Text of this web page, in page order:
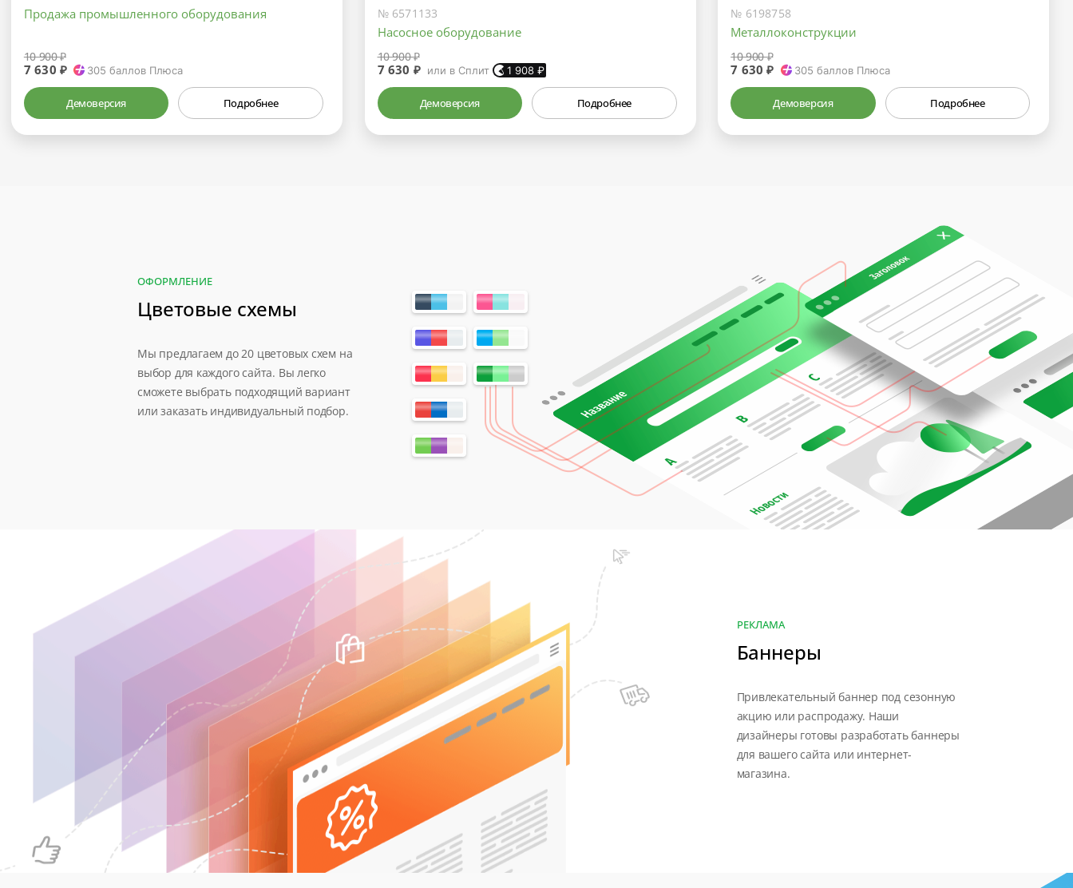
Продажа промышленного оборудования
10 900 ₽
7 630 ₽ 305 баллов Плюса
Демоверсия Подробнее
№ 6571133
Насосное оборудование
10 900 ₽
7 630 ₽ или в Сплит 1 908₽
Демоверсия Подробнее
№ 6198758
Металлоконструкции
10 900 ₽
7 630 ₽ 305 баллов Плюса
Демоверсия Подробнее
ОФОРМЛЕНИЕ
Цветовые схемы
Мы предлагаем до 20 цветовых схем на
выбор для каждого сайта. Вы легко
сможете выбрать подходящий вариант
или заказать индивидуальный подбор.
РЕКЛАМА
Баннеры
Привлекательный баннер под сезонную
акцию или распродажу. Наши
дизайнеры готовы разработать баннеры
для вашего сайта или интернет-
магазина.